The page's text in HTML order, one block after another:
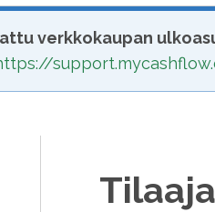
verkkokaupan